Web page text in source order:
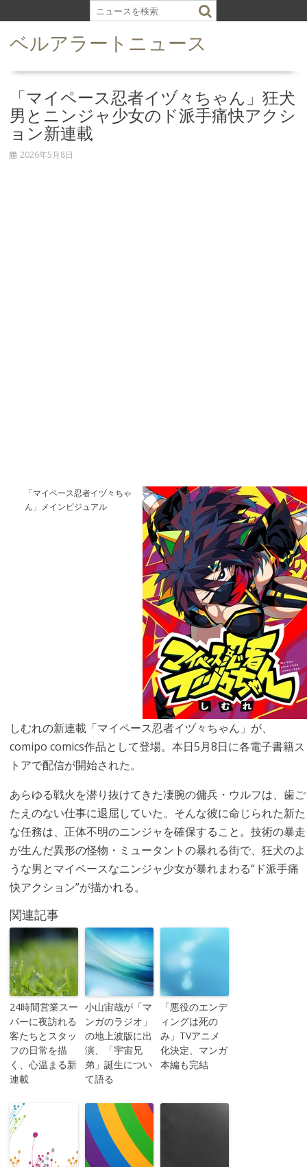
k
ベルアラートニュース
「マイペース忍者イヅ々ちゃん」狂犬
男とニンジャ少女のド派手痛快アクシ
ョン新連載
2026年5月8日
「マイペース忍者イヅ々ちゃ
ん」メインビジュアル
しむれの新連載「マイペース忍者イヅ々ちゃん」が、
comipo comics作品として登場。本日5月8日に各電子書籍ス
トアで配信が開始された。
あらゆる戦火を潜り抜けてきた凄腕の傭兵・ウルフは、歯ご
たえのない仕事に退屈していた。そんな彼に命じられた新た
な任務は、正体不明のニンジャを確保すること。技術の暴走
が生んだ異形の怪物・ミュータントの暴れる街で、狂犬のよ
うな男とマイペースなニンジャ少女が暴れまわる“ド派手痛
快アクション”が描かれる。
関連記事
24時間営業スー
パーに夜訪れる
客たちとスタッ
フの日常を描
く、心温まる新
連載
小山宙哉が「マ
ンガのラジオ」
の地上波版に出
演、「宇宙兄
弟」誕生につい
て語る
「悪役のエンデ
ィングは死の
み」TVアニメ
化決定、マンガ
本編も完結